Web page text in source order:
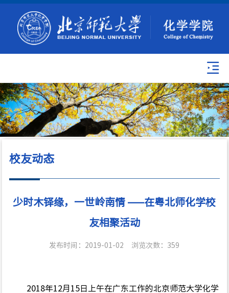
校友动态
少时木铎缘，一世岭南情 ——在粤北师化学校
友相聚活动
发布时间：2019-01-02 浏览次数： 359
2018年12月 15日上午在广东工作的北京师范大学化学